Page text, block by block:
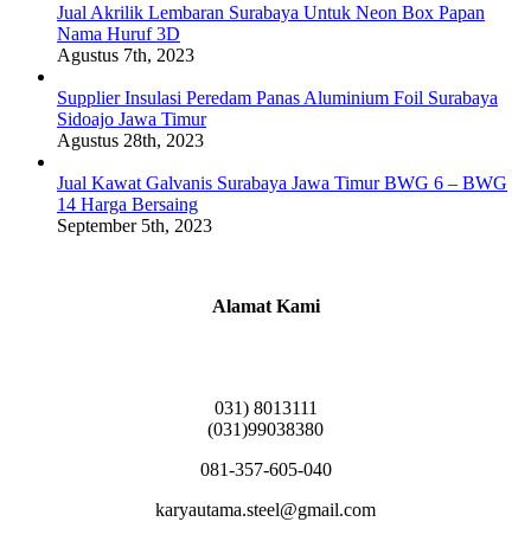
Jual Akrilik Lembaran Surabaya Untuk Neon Box Papan
Nama Huruf 3D
Agustus 7th, 2023
Supplier Insulasi Peredam Panas Aluminium Foil Surabaya
Sidoajo Jawa Timur
Agustus 28th, 2023
Jual Kawat Galvanis Surabaya Jawa Timur BWG 6 – BWG
14 Harga Bersaing
September 5th, 2023
Alamat Kami
031) 8013111
(031)99038380
081-357-605-040
karyautama.steel@gmail.com